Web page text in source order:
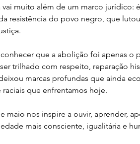
vai muito além de um marco jurídico:
resistência do povo negro, que
que a abolição foi apenas o
trilhado com respeito, reparação
marcas profundas que ainda
que enfrentamos hoje.
maio nos inspire a ouvir, aprender,
mais consciente, igualitária e